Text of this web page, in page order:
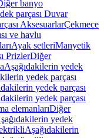
banyo
parçası Duvar
AksesuarlarÇekmece
ve havlu
Ayak setleriManyetik
PrizlerDiğer
Aşağıdakilerin yedek
yedek parçası
yedek parçası
yedek parçası
elemanlarıDiğer
yedek
Aşağıdakilerin